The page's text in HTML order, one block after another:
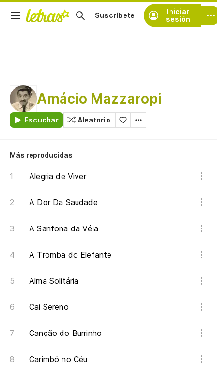
Iniciar
sesión
Suscríbete
Amácio Mazzaropi
Escuchar Aleatorio
Más reproducidas
Alegria de Viver
A Dor Da Saudade
A Sanfona da Véia
A Tromba do Elefante
Alma Solitária
Cai Sereno
Canção do Burrinho
Carimbó no Céu